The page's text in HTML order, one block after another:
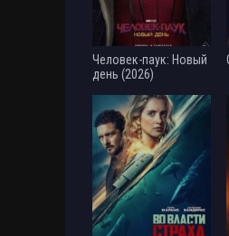
Человек-паук: Новый
день (2026)